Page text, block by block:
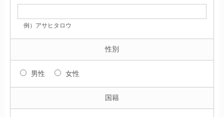
例）アサヒタロウ
性別
男性 女性
国籍